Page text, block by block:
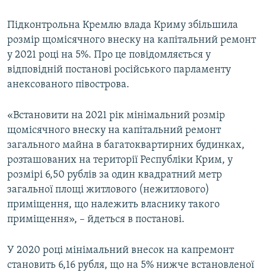
Усі сайти RFE/RL
Підконтрольна Кремлю влада Криму збільшила
розмір щомісячного внеску на капітальний ремонт
у 2021 році на 5%. Про це повідомляється у
відповідній постанові російського парламенту
анексованого півострова.
«Встановити на 2021 рік мінімальний розмір
щомісячного внеску на капітальний ремонт
загального майна в багатоквартирних будинках,
розташованих на території Республіки Крим, у
розмірі 6,50 рублів за один квадратний метр
загальної площі житлового (нежитлового)
приміщення, що належить власнику такого
приміщення», – йдеться в постанові.
У 2020 році мінімальний внесок на капремонт
становить 6,16 рубля, що на 5% нижче встановленої